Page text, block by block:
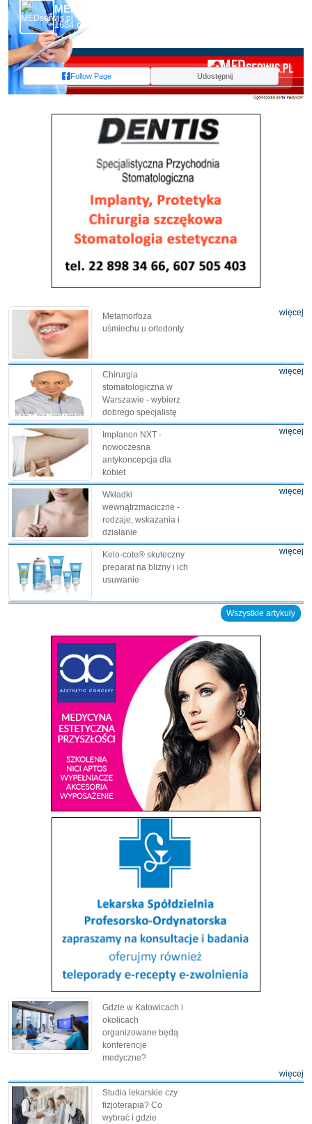
MEDserwis.pl - Ogólnopolski Portal Medyczny
1684 obserwujących
Follow Page Udostępnij
Metamorfoza
uśmiechu u ortodonty
więcej
Chirurgia
stomatologiczna w
Warszawie - wybierz
dobrego specjalistę
więcej
Implanon NXT -
nowoczesna
antykoncepcja dla
kobiet
więcej
Wkładki
wewnątrzmaciczne -
rodzaje, wskazania i
działanie
więcej
Kelo-cote® skuteczny
preparat na blizny i ich
usuwanie
więcej
Wszystkie artykuły
Gdzie w Katowicach i
okolicach
organizowane będą
konferencje
medyczne?
więcej
Studia lekarskie czy
fizjoterapia? Co
wybrać i gdzie